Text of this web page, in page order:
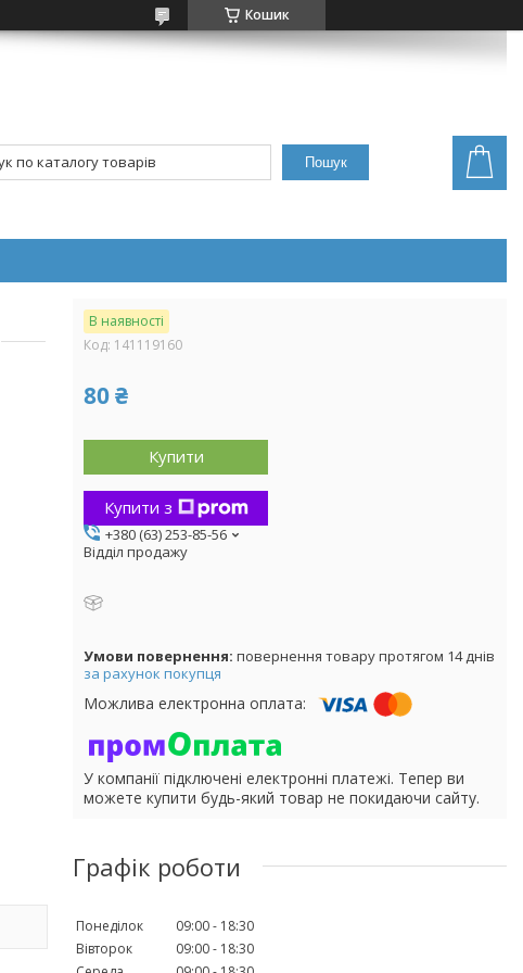
Кошик
Пошук
В наявності
Код: 141119160
80 ₴
Купити
Купити з
+380 (63) 253-85-56
Відділ продажу
повернення товару протягом 14 днів
за рахунок покупця
У компанії підключені електронні платежі. Тепер ви
можете купити будь-який товар не покидаючи сайту.
Графік роботи
Понеділок 09:00
18:30
Вівторок
09:00
18:30